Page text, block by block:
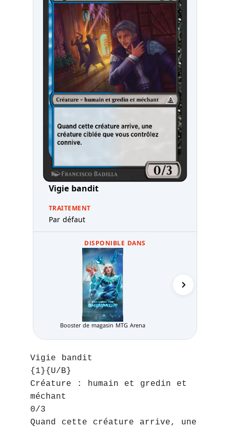
Vigie bandit
TRAITEMENT
Par défaut
DISPONIBLE DANS
Booster de magasin MTG Arena
Vigie bandit
{1}{U/B}
Créature : humain et gredin et
méchant
0/3
Quand cette créature arrive, une